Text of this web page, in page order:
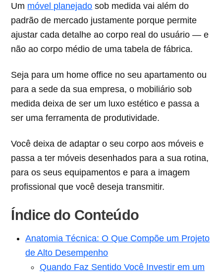
Um móvel planejado sob medida vai além do
padrão de mercado justamente porque permite
ajustar cada detalhe ao corpo real do usuário — e
não ao corpo médio de uma tabela de fábrica.
Seja para um home office no seu apartamento ou
para a sede da sua empresa, o mobiliário sob
medida deixa de ser um luxo estético e passa a
ser uma ferramenta de produtividade.
Você deixa de adaptar o seu corpo aos móveis e
passa a ter móveis desenhados para a sua rotina,
para os seus equipamentos e para a imagem
profissional que você deseja transmitir.
Índice do Conteúdo
Anatomia Técnica: O Que Compõe um Projeto
de Alto Desempenho
Quando Faz Sentido Você Investir em um